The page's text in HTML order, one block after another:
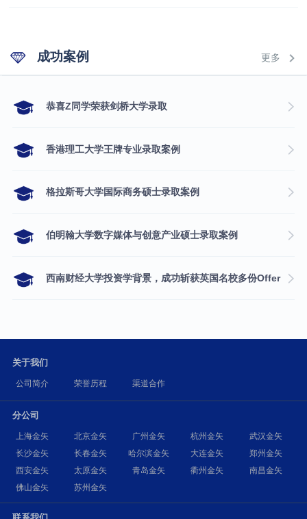
成功案例 更多
​恭喜Z同学荣获剑桥大学录取
香港理工大学王牌专业录取案例
格拉斯哥大学国际商务硕士录取案例
伯明翰大学数字媒体与创意产业硕士录取案例
西南财经大学投资学背景，成功斩获英国名校多份Offer
关于我们
公司简介 荣誉历程 渠道合作
分公司
上海金矢 北京金矢 广州金矢 杭州金矢
武汉金矢
长沙金矢
长春金矢 哈尔滨金矢 大连金矢
郑州金矢
西安金矢
太原金矢 青岛金矢 衢州金矢
南昌金矢
佛山金矢
苏州金矢